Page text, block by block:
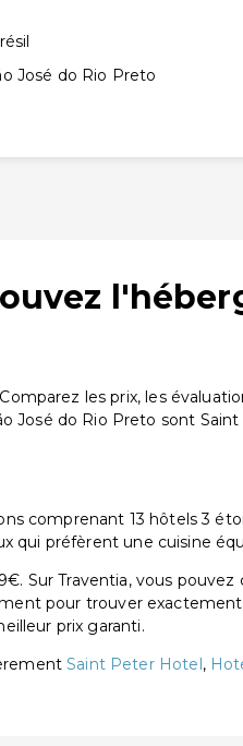
José do Rio Preto
les prix, les
José do Rio Preto sont
comprenant 13 hôtels 3
qui préfèrent une cuisine
Sur Traventia, vous pouvez
pour trouver
prix garanti.
Saint Peter Hotel,